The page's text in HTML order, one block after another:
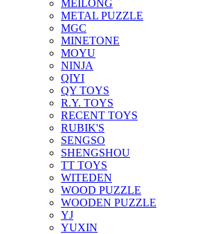
MEILONG
METAL PUZZLE
MGC
MINETONE
MOYU
NINJA
QIYI
QY TOYS
R.Y. TOYS
RECENT TOYS
RUBIK'S
SENGSO
SHENGSHOU
TT TOYS
WITEDEN
WOOD PUZZLE
WOODEN PUZZLE
YJ
YUXIN